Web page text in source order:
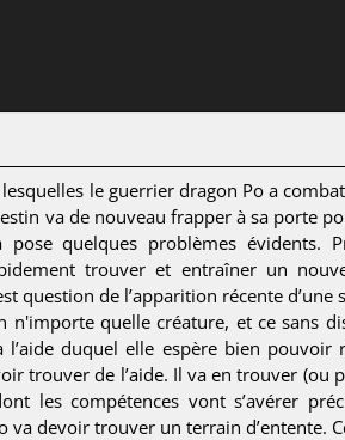
le guerrier dragon Po a
va de nouveau frapper à sa porte
quelques problèmes évidents.
trouver et entraîner un
question de l’apparition récente
n'importe quelle créature, et ce sans
l’aide duquel elle espère bien
trouver de l’aide. Il va en trouver (ou
les compétences vont s’avérer
va devoir trouver un terrain d’entente.